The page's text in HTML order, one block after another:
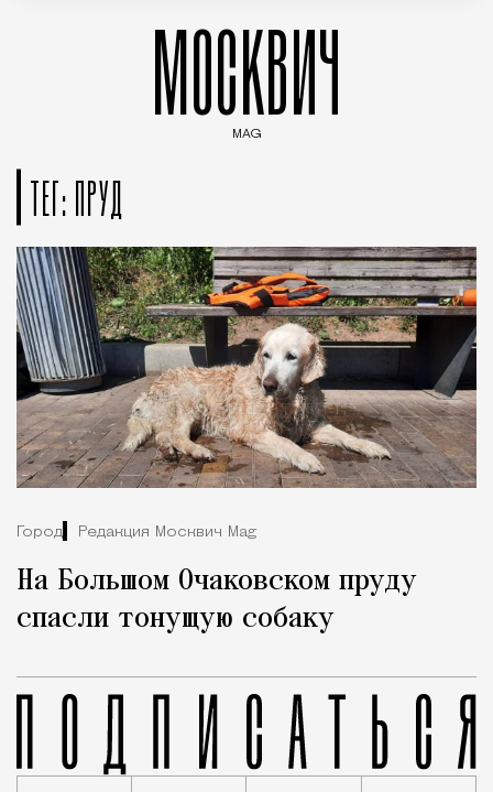
МОСКВИЧ
MAG
ТЕГ: ПРУД
Город Редакция Москвич Mag
На Большом Очаковском пруду
спасли тонущую собаку